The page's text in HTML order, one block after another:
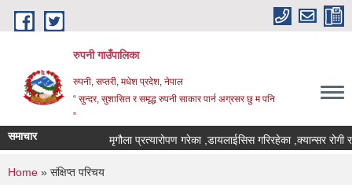
Skip to main content
रुपनी गाउँपालिका
रुपनी, सप्तरी, मधेश प्रदेश, नेपाल
“ सुन्दर, सुशासित र समृद्ध रुपनी साकार पार्न अग्रसर छु म पनि
”
समाचार मृगौला प्रत्यारोपण गरेका ,डायलाईसिस गरिरहेका ,क्यान्सर रोगी
You are here
Home » संक्षिप्त परिचय